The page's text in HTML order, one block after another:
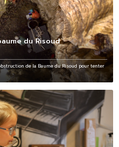
du Risoud
de la Baume du Risoud pour tenter